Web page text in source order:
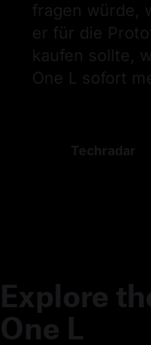
fragen würde,
er für die
kaufen sollte,
One L sofort
Techradar
Explore
One L